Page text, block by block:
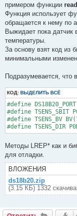
щ
е
н
и
е
примером функции
Функция использует
обращается к нему по
Выжидает пока датчик
температуры.
За основу взят код из
минимальными
Подразумевается, что
КОД: ВЫДЕЛИТЬ ВСЁ
#define
#define TSENS_SBIT
#define TSENS_BV
#define TSENS_DIR
Методы LREP* как и
для отладки.
ВЛОЖЕНИЯ
ds18b20.zip
(3.15 КБ) 1332